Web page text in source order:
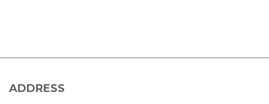
ADDRESS